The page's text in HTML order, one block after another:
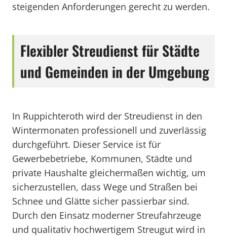
steigenden Anforderungen gerecht zu werden.
Flexibler Streudienst für Städte
und Gemeinden in der Umgebung
In Ruppichteroth wird der Streudienst in den
Wintermonaten professionell und zuverlässig
durchgeführt. Dieser Service ist für
Gewerbebetriebe, Kommunen, Städte und
private Haushalte gleichermaßen wichtig, um
sicherzustellen, dass Wege und Straßen bei
Schnee und Glätte sicher passierbar sind.
Durch den Einsatz moderner Streufahrzeuge
und qualitativ hochwertigem Streugut wird in